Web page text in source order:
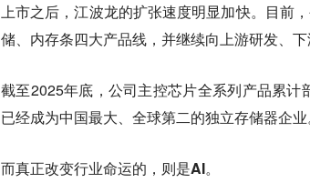
上市之后，江波龙的扩张速度明显加快。目前
储、内存条四大产品线，并继续向上游研发、下
截至2025年底，公司主控芯片全系列产品累
已经成为中国最大、全球第二的独立存储器企业
而真正改变行业命运的，则是AI。